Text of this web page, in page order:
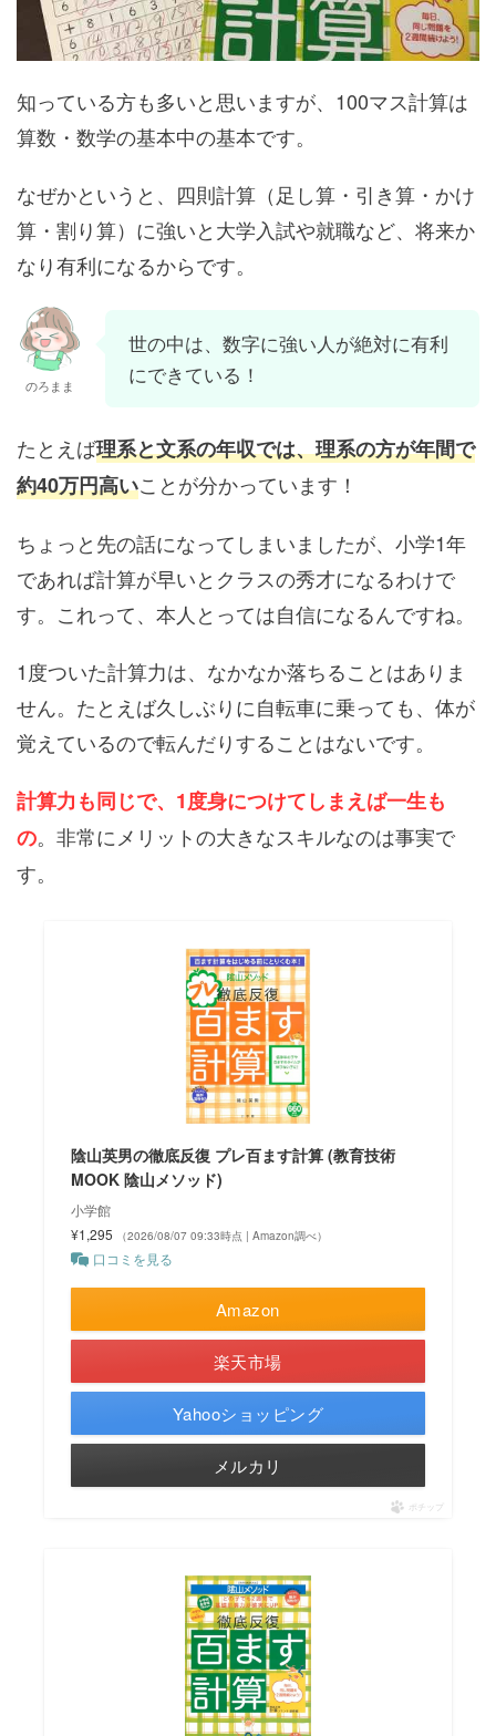
知っている方も多いと思いますが、100マス計算は
算数・数学の基本中の基本です。
なぜかというと、四則計算（足し算・引き算・かけ
算・割り算）に強いと大学入試や就職など、将来か
なり有利になるからです。
のろまま
世の中は、数字に強い人が絶対に有利
にできている！
たとえば理系と文系の年収では、理系の方が年間で
約40万円高いことが分かっています！
ちょっと先の話になってしまいましたが、小学1年
であれば計算が早いとクラスの秀才になるわけで
す。これって、本人とっては自信になるんですね。
1度ついた計算力は、なかなか落ちることはありま
せん。たとえば久しぶりに自転車に乗っても、体が
覚えているので転んだりすることはないです。
計算力も同じで、1度身につけてしまえば一生も
の。非常にメリットの大きなスキルなのは事実で
す。
陰山英男の徹底反復 プレ百ます計算 (教育技術
MOOK 陰山メソッド)
小学館
¥1,295
（2026/08/07 09:33時点 | Amazon調べ）
口コミを見る
Amazon
楽天市場
Yahooショッピング
メルカリ
ポチップ